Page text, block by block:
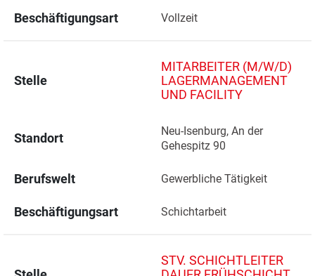
Beschäftigungsart Vollzeit
Stelle
MITARBEITER (M/W/D)
LAGERMANAGEMENT
UND FACILITY
Standort
Neu-Isenburg, An der
Gehespitz 90
Berufswelt Gewerbliche Tätigkeit
Beschäftigungsart Schichtarbeit
STV. SCHICHTLEITER